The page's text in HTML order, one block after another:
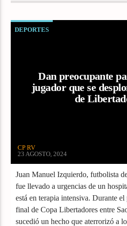
DEPORTES
Dan preocupante
jugador que se
de
CP RV
23 AGOSTO, 2024
Juan Manuel Izquierdo, futbolista
fue llevado a urgencias de un
está en terapia intensiva. Durante
final de Copa Libertadores entre
sucedió un hecho que aterrorizó a